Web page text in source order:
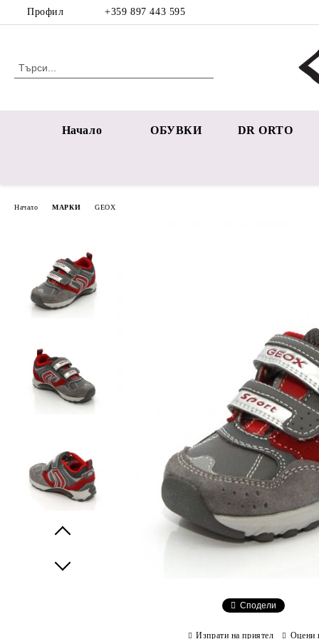
Профил +359 897 443 595
Начало ОБУВКИ DR ORTO
Начало МАРКИ GEOX
Сподели
Изпрати на приятел Оцени